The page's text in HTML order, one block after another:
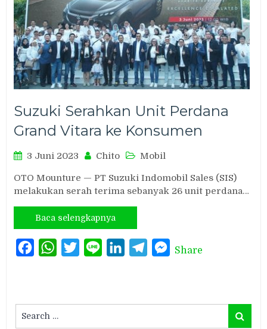
Suzuki Serahkan Unit Perdana
Grand Vitara ke Konsumen
3 Juni 2023 Chito Mobil
OTO Mounture — PT Suzuki Indomobil Sales (SIS)
melakukan serah terima sebanyak 26 unit perdana…
Baca selengkapnya
FacebookWhatsAppTwitterLine LinkedInTelegramMessenger
Share
for:
Search